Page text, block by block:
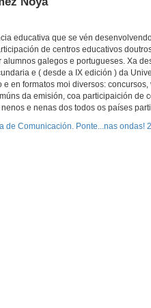
educativa que se vén
de centros educativos
galegos e portugueses. Xa
e ( desde a IX edición ) da
en formatos moi diversos:
da emisión, coa participaición
e nenas dos todos os países
de Comunicación. Ponte...nas ondas!